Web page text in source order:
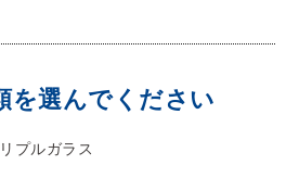
選んでください
プルガラス